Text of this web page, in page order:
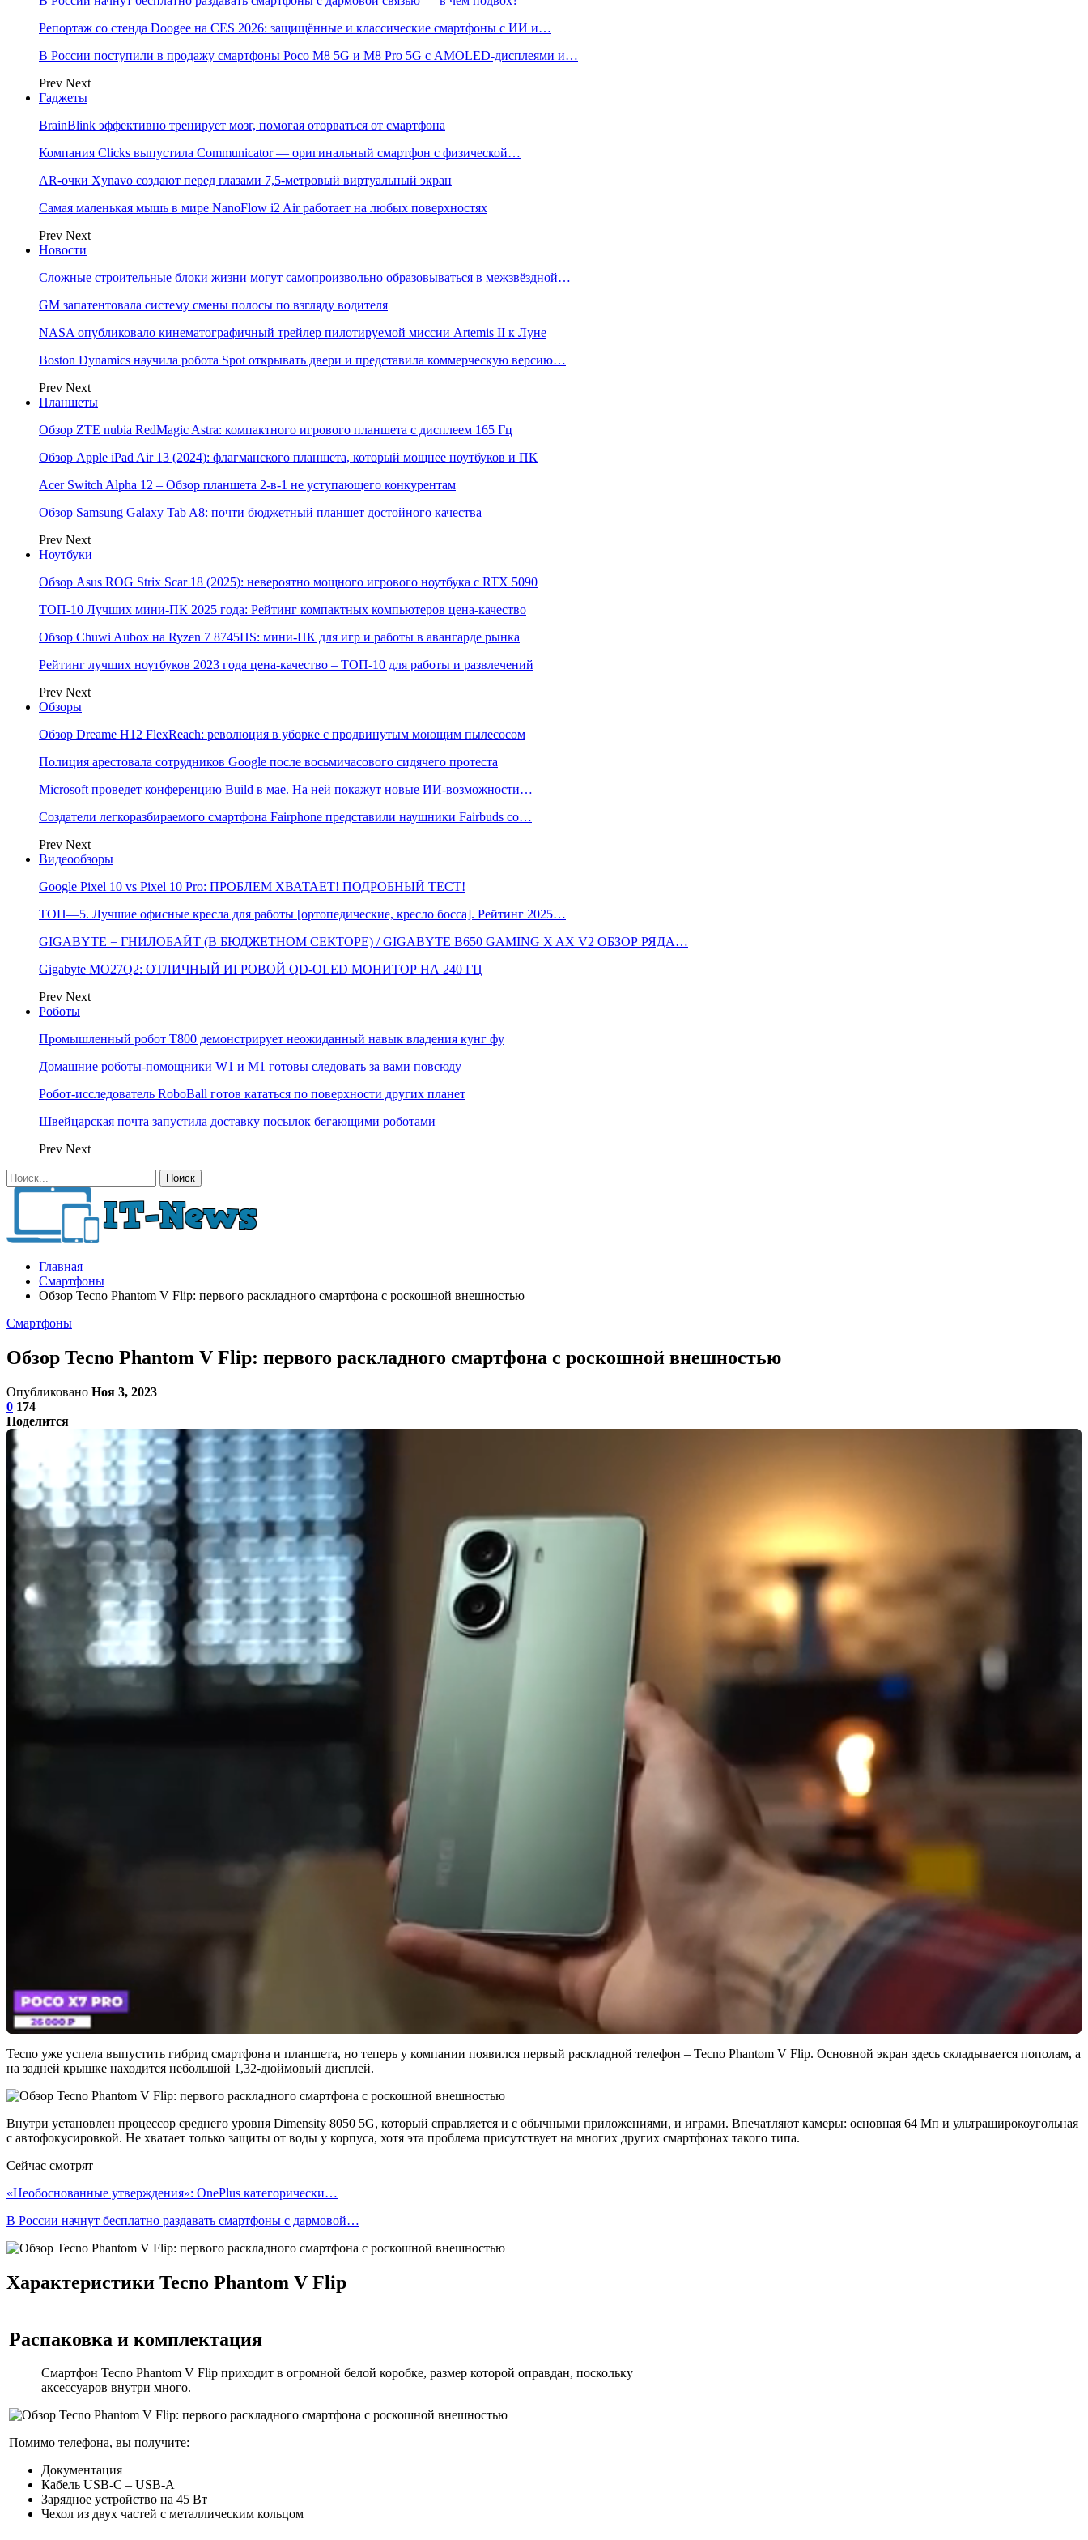
Репортаж со стенда Doogee на CES 2026: защищённые и классические смартфоны с ИИ и…
В России поступили в продажу смартфоны Poco M8 5G и M8 Pro 5G с AMOLED-дисплеями и…
Prev Next
Гаджеты
BrainBlink эффективно тренирует мозг, помогая оторваться от смартфона
Компания Clicks выпустила Communicator — оригинальный смартфон с физической…
AR-очки Xynavo создают перед глазами 7,5-метровый виртуальный экран
Самая маленькая мышь в мире NanoFlow i2 Air работает на любых поверхностях
Prev Next
Новости
Сложные строительные блоки жизни могут самопроизвольно образовываться в межзвёздной…
GM запатентовала систему смены полосы по взгляду водителя
NASA опубликовало кинематографичный трейлер пилотируемой миссии Artemis II к Луне
Boston Dynamics научила робота Spot открывать двери и представила коммерческую версию…
Prev Next
Планшеты
Обзор ZTE nubia RedMagic Astra: компактного игрового планшета с дисплеем 165 Гц
Обзор Apple iPad Air 13 (2024): флагманского планшета, который мощнее ноутбуков и ПК
Acer Switch Alpha 12 – Обзор планшета 2-в-1 не уступающего конкурентам
Обзор Samsung Galaxy Tab A8: почти бюджетный планшет достойного качества
Prev Next
Ноутбуки
Обзор Asus ROG Strix Scar 18 (2025): невероятно мощного игрового ноутбука с RTX 5090
ТОП-10 Лучших мини-ПК 2025 года: Рейтинг компактных компьютеров цена-качество
Обзор Chuwi Aubox на Ryzen 7 8745HS: мини-ПК для игр и работы в авангарде рынка
Рейтинг лучших ноутбуков 2023 года цена-качество – ТОП-10 для работы и развлечений
Prev Next
Обзоры
Обзор Dreame H12 FlexReach: революция в уборке с продвинутым моющим пылесосом
Полиция арестовала сотрудников Google после восьмичасового сидячего протеста
Microsoft проведет конференцию Build в мае. На ней покажут новые ИИ-возможности…
Создатели легкоразбираемого смартфона Fairphone представили наушники Fairbuds со…
Prev Next
Видеообзоры
Google Pixel 10 vs Pixel 10 Pro: ПРОБЛЕМ ХВАТАЕТ! ПОДРОБНЫЙ ТЕСТ!
ТОП—5. Лучшие офисные кресла для работы [ортопедические, кресло босса]. Рейтинг 2025…
GIGABYTE = ГНИЛОБАЙТ (В БЮДЖЕТНОМ СЕКТОРЕ) / GIGABYTE B650 GAMING X AX V2 ОБЗОР РЯДА…
Gigabyte MO27Q2: ОТЛИЧНЫЙ ИГРОВОЙ QD-OLED МОНИТОР НА 240 ГЦ
Prev Next
Роботы
Промышленный робот Т800 демонстрирует неожиданный навык владения кунг фу
Домашние роботы-помощники W1 и M1 готовы следовать за вами повсюду
Робот-исследователь RoboBall готов кататься по поверхности других планет
Швейцарская почта запустила доставку посылок бегающими роботами
Prev Next
Главная
Смартфоны
Обзор Tecno Phantom V Flip: первого раскладного смартфона с роскошной внешностью
Смартфоны
Обзор Tecno Phantom V Flip: первого раскладного смартфона с роскошной внешностью
Опубликовано Ноя 3, 2023
0 174
Поделится
Tecno уже успела выпустить гибрид смартфона и планшета, но теперь у компании появился первый раскладной телефон – Tecno Phantom V Flip. Основной экран здесь складывается пополам, а
на задней крышке находится небольшой 1,32-дюймовый дисплей.
Внутри установлен процессор среднего уровня Dimensity 8050 5G, который справляется и с обычными приложениями, и играми. Впечатляют камеры: основная 64 Мп и ультраширокоугольная
с автофокусировкой. Не хватает только защиты от воды у корпуса, хотя эта проблема присутствует на многих других смартфонах такого типа.
Сейчас смотрят
«Необоснованные утверждения»: OnePlus категорически…
В России начнут бесплатно раздавать смартфоны с дармовой…
Характеристики Tecno Phantom V Flip
Распаковка и комплектация
Смартфон Tecno Phantom V Flip приходит в огромной белой коробке, размер которой оправдан, поскольку
аксессуаров внутри много.
Помимо телефона, вы получите:
Документация
Кабель USB-C – USB-A
Зарядное устройство на 45 Вт
Чехол из двух частей с металлическим кольцом